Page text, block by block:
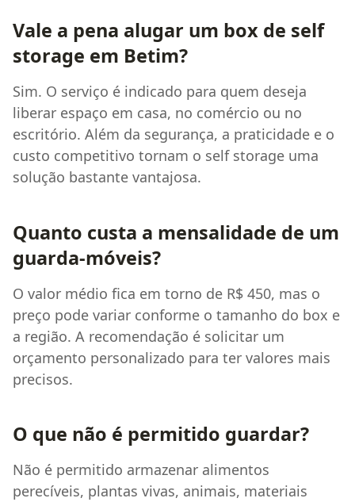
Vale a pena alugar um box de self
storage em Betim?
Sim. O serviço é indicado para quem deseja
liberar espaço em casa, no comércio ou no
escritório. Além da segurança, a praticidade e o
custo competitivo tornam o self storage uma
solução bastante vantajosa.
Quanto custa a mensalidade de um
guarda-móveis?
O valor médio fica em torno de R$ 450, mas o
preço pode variar conforme o tamanho do box e
a região. A recomendação é solicitar um
orçamento personalizado para ter valores mais
precisos.
O que não é permitido guardar?
Não é permitido armazenar alimentos
perecíveis, plantas vivas, animais, materiais